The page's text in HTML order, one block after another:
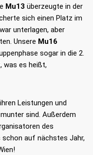
Mu13 überzeugte in der
sich einen Platz im
unterlagen, aber
Unsere Mu16
sogar in die 2.
was es heißt,
Leistungen und
sind. Außerdem
des
schon auf nächstes Jahr,